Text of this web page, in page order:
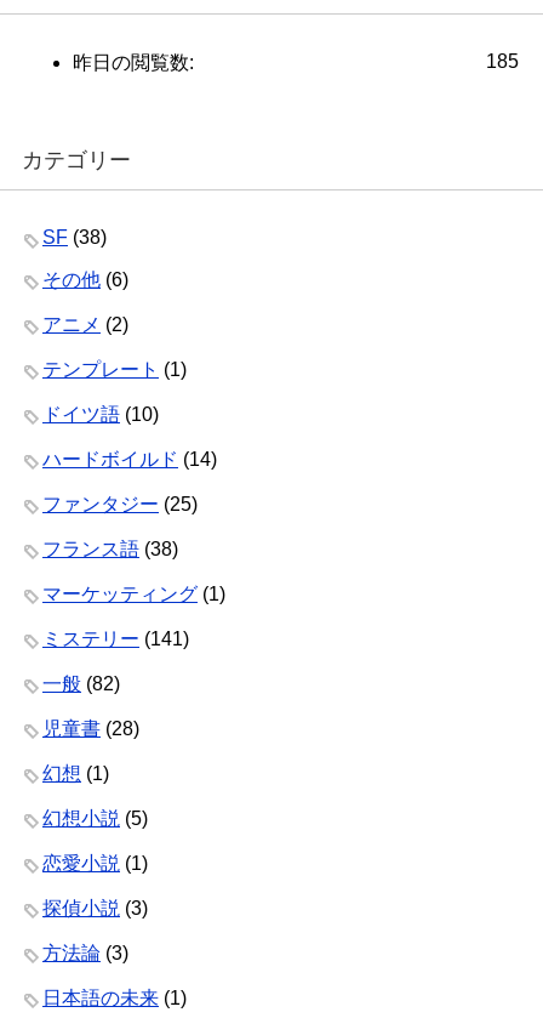
185
昨日の閲覧数:
カテゴリー
SF (38)
その他 (6)
アニメ (2)
テンプレート (1)
ドイツ語 (10)
ハードボイルド (14)
ファンタジー (25)
フランス語 (38)
マーケッティング (1)
ミステリー (141)
一般 (82)
児童書 (28)
幻想 (1)
幻想小説 (5)
恋愛小説 (1)
探偵小説 (3)
方法論 (3)
日本語の未来 (1)